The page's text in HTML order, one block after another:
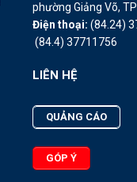
phường Giảng Võ,
Điện thoại:(84.24)
(84.4) 37711756
LIÊN HỆ
QUẢNG CÁO
GÓP Ý